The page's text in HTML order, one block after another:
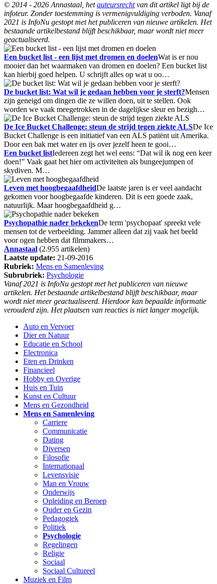
© 2014 - 2026 Annastaal, hetauteursrechtvan dit artikel ligt bij de
infoteur. Zonder toestemming is vermenigvuldiging verboden. Vanaf
2021 is InfoNu gestopt met het publiceren van nieuwe artikelen. Het
bestaande artikelbestand blijft beschikbaar, maar wordt niet meer
geactualiseerd.
Een bucket list - een lijst met dromen en doelenWat is er nou
mooier dan het waarmaken van dromen en doelen? Een bucket list
kan hierbij goed helpen. U schrijft alles op wat u oo…
De bucket list: Wat wil je gedaan hebben voor je sterft?Mensen
zijn geneigd om dingen die ze willen doen, uit te stellen. Ook
worden we vaak meegetrokken in de dagelijkse sleur en bezigh…
De Ice Bucket Challenge: steun de strijd tegen ziekte ALSDe Ice
Bucket Challenge is een initiatief van een ALS patiënt uit Amerika.
Door een bak met water en ijs over jezelf heen te gooi…
Een bucket listIedereen zegt het wel eens: “Dat wil ik nog een keer
doen!” Vaak gaat het hier om activiteiten als bungeejumpen of
skydiven. M…
Leven met hoogbegaafdheidDe laatste jaren is er veel aandacht
gekomen voor hoogbegaafde kinderen. Dit is een goede zaak,
natuurlijk. Maar hoogbegaafdheid g…
Psychopathie nader bekekenDe term 'psychopaat' spreekt vele
mensen tot de verbeelding. Jammer alleen dat zij vaak het beeld
voor ogen hebben dat filmmakers…
Annastaal (2.955 artikelen)
Laatste update: 21-09-2016
Rubriek: Mens en Samenleving
Subrubriek: Psychologie
Vanaf 2021 is InfoNu gestopt met het publiceren van nieuwe
artikelen. Het bestaande artikelbestand blijft beschikbaar, maar
wordt niet meer geactualiseerd. Hierdoor kan bepaalde informatie
verouderd zijn. Het plaatsen van reacties is niet langer mogelijk.
Auto en Vervoer
Dier en Natuur
Educatie en School
Electronica
Eten en Drinken
Financieel
Hobby en Overige
Huis en Tuin
Kunst en Cultuur
Mens en Gezondheid
Mens en Samenleving
Carriere
Communicatie
Dating
Diversen
Filosofie
Internationaal
Levensvisie
Man en Vrouw
Onderwijs
Opleiding en Beroep
Ouder en Gezin
Pedagogiek
Politiek
Psychologie
Regelingen
Religie
Sociaal
Sociaal Cultureel
Muziek en Film